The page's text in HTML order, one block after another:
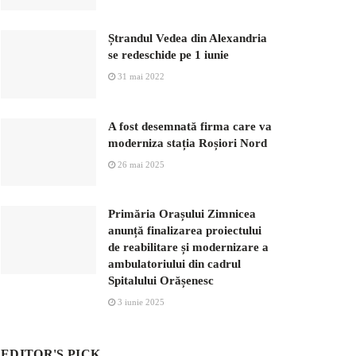
Ștrandul Vedea din Alexandria
se redeschide pe 1 iunie
31 mai 2022
A fost desemnată firma care va
moderniza stația Roșiori Nord
26 mai 2025
Primăria Orașului Zimnicea
anunță finalizarea proiectului
de reabilitare și modernizare a
ambulatoriului din cadrul
Spitalului Orășenesc
3 iunie 2025